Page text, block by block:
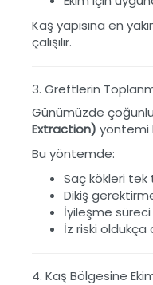
Kaş yapısına en
çalışılır.
3. Greftlerin
Günümüzde
Extraction) yöntemi
Bu yöntemde:
Saç kökleri tek
Dikiş
İyileşme süreci
İz riski oldukça
4. Kaş Bölgesine